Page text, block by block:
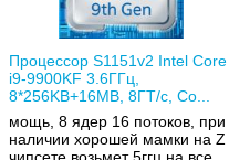
Процессор S1151v2 Intel Core
i9-9900KF 3.6ГГц,
8*256KB+16MB, 8ГТ/с, Co...
мощь, 8 ядер 16 потоков, при
наличии хорошей мамки на Z